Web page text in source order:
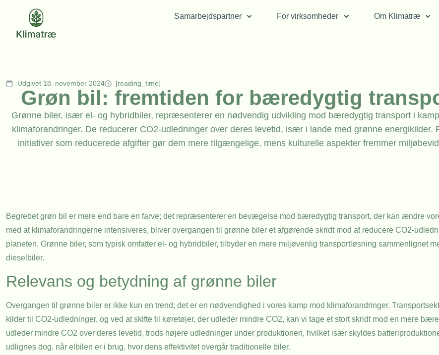
Samarbejdspartner For virksomheder Om Klimatræ
Udgivet 18. november 2024 [reading_time]
Grøn bil: fremtiden for bæredygtig
Grønne biler, især el- og hybridbiler, repræsenterer en nødvendig udvikling mod bæredygtig transport i
klimaforandringer. De reducerer CO2-udledninger over deres levetid, især i lande med grønne energikilder.
initiativer som reducerede afgifter gør dem mere tilgængelige, mens kulturelle aspekter fremmer
Begrebet grøn bil er mere end bare en farve; det repræsenterer en bevægelse mod bæredygtig transport, der kan ændre
med at klimaforandringerne intensiveres, bliver overgangen til grønne biler et afgørende skridt mod at reducere CO2-
planeten. Grønne biler, som typisk omfatter el- og hybridbiler, tilbyder en mere miljøvenlig transportløsning sammenlignet
dieselbiler.
Relevans og betydning af grønne biler
Overgangen til grønne biler er ikke kun en trend; det er en nødvendighed i vores kamp mod klimaforandringer.
kilder til CO2-udledninger, og ved at skifte til køretøjer, der udleder mindre CO2, kan vi tage et stort skridt mod en mere
udleder mindre CO2 over deres levetid, trods højere udledninger under produktionen, hvilket især skyldes
udlignes dog, når elbilen er i brug, hvor dens effektivitet overgår traditionelle biler.